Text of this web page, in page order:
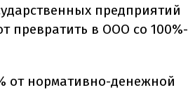
предприятий
превратить в ООО со 100%-
от нормативно-денежной